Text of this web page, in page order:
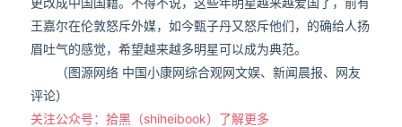
王嘉尔在伦敦怒斥外媒，如今甄子丹又怒斥他们，的确给人扬
眉吐气的感觉，希望越来越多明星可以成为典范。
（图源网络 中国小康网综合观网文娱、新闻晨报、网友
评论）
关注公众号：拾黑（shiheibook）了解更多